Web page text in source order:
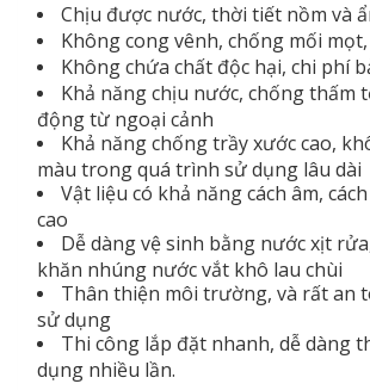
Chịu được nước, thời tiết nồm và
Không cong vênh, chống mối
Không chứa chất độc hại, chi phí
Khả năng chịu nước, chống thấm
động từ ngoại cảnh
Khả năng chống trầy xước cao,
màu trong quá trình sử dụng lâu dài
Vật liệu có khả năng cách âm,
cao
Dễ dàng vệ sinh bằng nước xịt
khăn nhúng nước vắt khô lau chùi
Thân thiện môi trường, và rất an
sử dụng
Thi công lắp đặt nhanh, dễ dàng
dụng nhiều lần.